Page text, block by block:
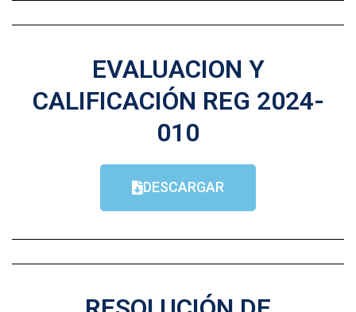
EVALUACION Y
CALIFICACIÓN REG 2024-
010
DESCARGAR